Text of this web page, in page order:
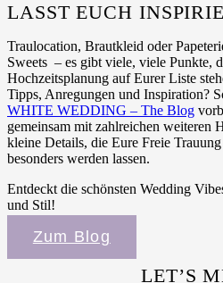
LASST EUCH
Traulocation, Brautkleid oder
Sweets – es gibt viele, viele Punkte,
Hochzeitsplanung auf Eurer Liste
Tipps, Anregungen und Inspiration?
WHITE WEDDING – The Blog
gemeinsam mit zahlreichen weiteren
kleine Details, die Eure Freie
besonders werden lassen.
Entdeckt die schönsten Wedding
und Stil!
Zum Blog
LET’S